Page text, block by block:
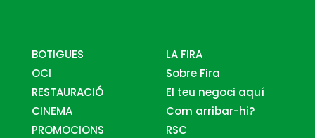
BOTIGUES
OCI
RESTAURACIÓ
CINEMA
PROMOCIONS
LA FIRA
Sobre Fira
El teu negoci aquí
Com arribar-hi?
RSC